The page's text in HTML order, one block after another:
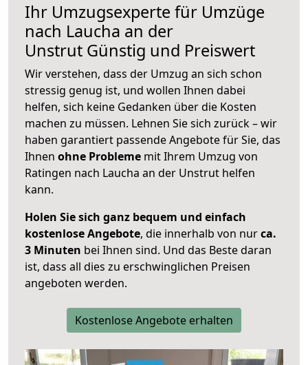
Ihr Umzugsexperte für Umzüge
nach Laucha an der
Unstrut Günstig und Preiswert
Wir verstehen, dass der Umzug an sich schon
stressig genug ist, und wollen Ihnen dabei
helfen, sich keine Gedanken über die Kosten
machen zu müssen. Lehnen Sie sich zurück – wir
haben garantiert passende Angebote für Sie, das
Ihnen ohne Probleme mit Ihrem Umzug von
Ratingen nach Laucha an der Unstrut helfen
kann.
Holen Sie sich ganz bequem und einfach
kostenlose Angebote, die innerhalb von nurca.
3 Minuten bei Ihnen sind. Und das Beste daran
ist, dass all dies zu erschwinglichen Preisen
angeboten werden.
Kostenlose Angebote erhalten